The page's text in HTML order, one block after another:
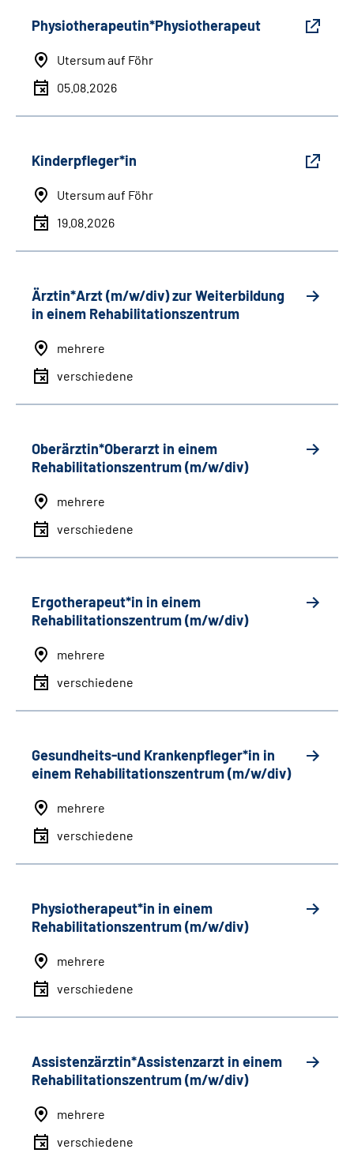
Physiotherapeutin*Physiotherapeut
Utersum auf Föhr
05.08.2026
Kinderpfleger*in
Utersum auf Föhr
19.08.2026
Ärztin*Arzt (m/w/div) zur Weiterbildung
in einem Rehabilitationszentrum
mehrere
verschiedene
Oberärztin*Oberarzt in einem
Rehabilitationszentrum (m/w/div)
mehrere
verschiedene
Ergotherapeut*in in einem
Rehabilitationszentrum (m/w/div)
mehrere
verschiedene
Gesundheits-und Krankenpfleger*in in
einem Rehabilitationszentrum (m/w/div)
mehrere
verschiedene
Physiotherapeut*in in einem
Rehabilitationszentrum (m/w/div)
mehrere
verschiedene
Assistenzärztin*Assistenzarzt in einem
Rehabilitationszentrum (m/w/div)
mehrere
verschiedene